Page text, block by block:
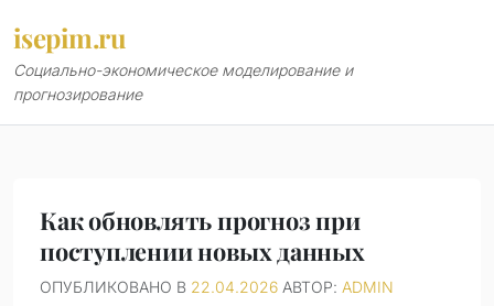
содержимому
isepim.ru
Социально-экономическое моделирование и
прогнозирование
Как обновлять прогноз при
поступлении новых данных
ОПУБЛИКОВАНО В 22.04.2026 АВТОР: ADMIN